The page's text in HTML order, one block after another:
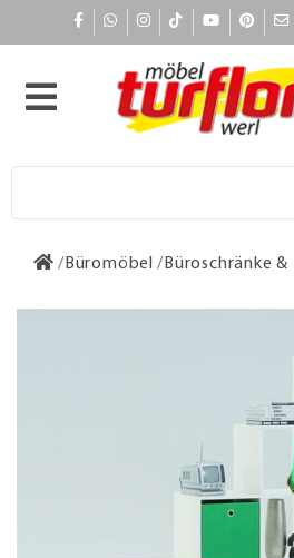
Büromöbel Büroschränke &